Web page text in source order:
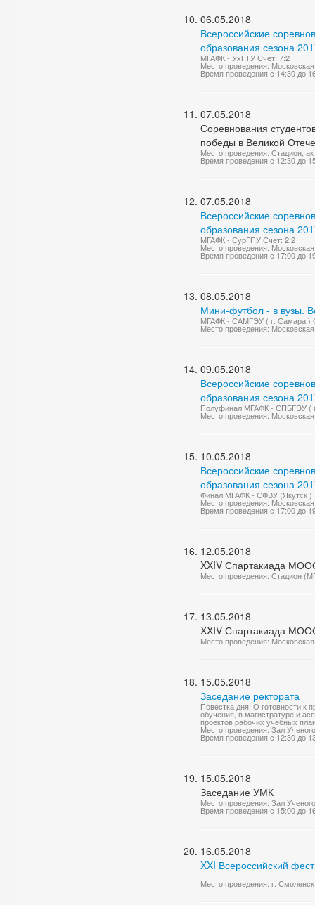
06.05.2018
Всероссийские
образования сезона
МГАФК - УхГТУ Счет: 7:2
Место проведения:
Время проведения с 14:30 до
07.05.2018
Соревнования
победы в Великой
Место проведения: Стадион,
Время проведения с 12:30 до
07.05.2018
Всероссийские
образования сезона
МГАФК - СурГПУ Счет: 2:2
Место проведения:
Время проведения с 17:00 до
08.05.2018
Мини-футбол - в вузы.
МГАФК - САМГЭУ ( г. Самара )
Место проведения:
09.05.2018
Всероссийские
образования сезона
Полуфинал МГАФК - СПБГЭУ (
Место проведения:
10.05.2018
Всероссийские
образования сезона
Финал МГАФК - СФВУ (Якутск )
Место проведения:
Время проведения с 17:00 до
12.05.2018
XXIV Спартакиада
Место проведения: Стадион
13.05.2018
XXIV Спартакиада
Место проведения:
15.05.2018
Заседание ректората
Повестка дня: О готовности к
обучения, в магистратуре и
проектов рабочих учебных
Место проведения: Зал
Время проведения с 12:30 до
15.05.2018
Заседание УМК
Место проведения: Зал
Время проведения с 15:00 до
16.05.2018
XXI Всероссийский
Место проведения: г. Смоленск